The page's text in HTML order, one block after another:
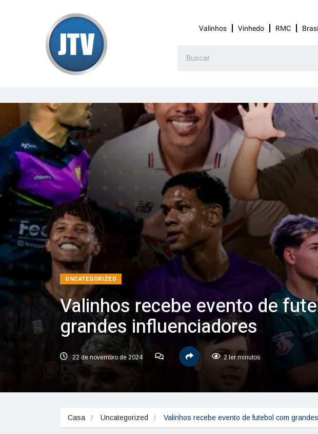
Valinhos Vinhedo RMC
UNCATEGORIZED
Valinhos recebe evento de
grandes influenciadores
22 de novembro de 2024 2 ler minutos
Casa Uncategorized Valinhos recebe evento de futebol com